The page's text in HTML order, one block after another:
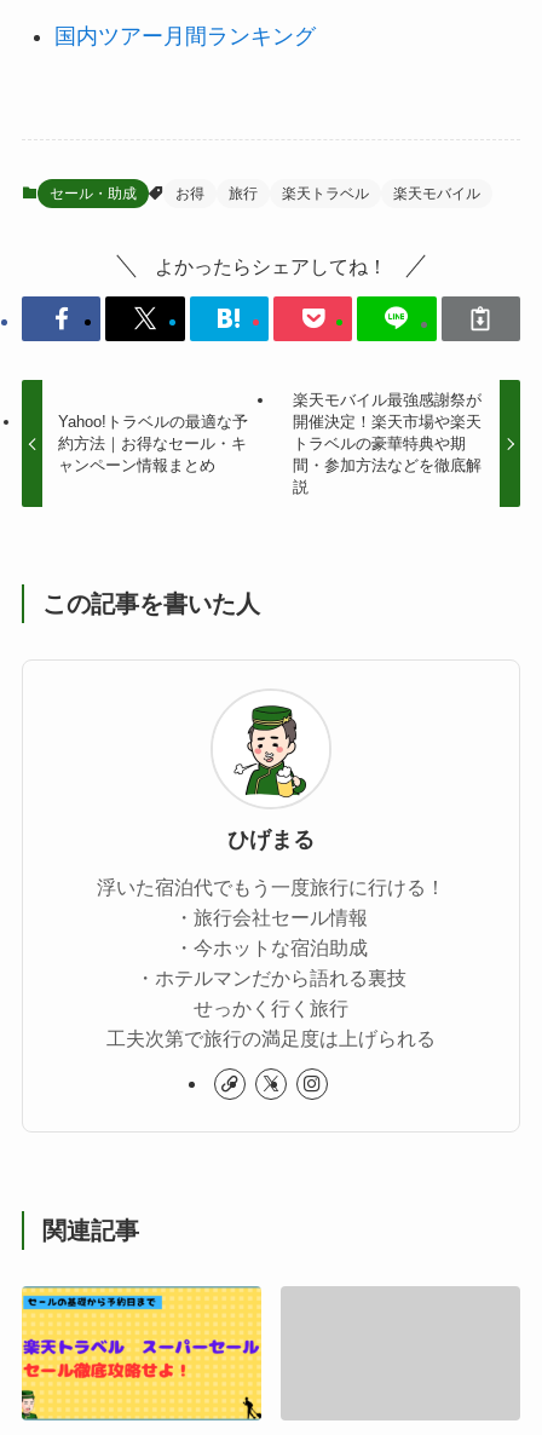
国内ツアー月間ランキング
セール・助成 お得 旅行 楽天トラベル 楽天モバイル
よかったらシェアしてね！
Yahoo!トラベルの最適な予
約方法｜お得なセール・キ
ャンペーン情報まとめ
楽天モバイル最強感謝祭が
開催決定！楽天市場や楽天
トラベルの豪華特典や期
間・参加方法などを徹底解
説
この記事を書いた人
ひげまる
浮いた宿泊代でもう一度旅行に行ける！
・旅行会社セール情報
・今ホットな宿泊助成
・ホテルマンだから語れる裏技
せっかく行く旅行
工夫次第で旅行の満足度は上げられる
関連記事